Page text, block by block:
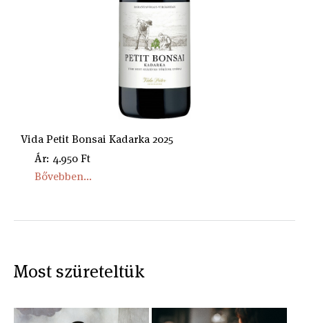
Vida Petit Bonsai Kadarka 2025
Ár: 4.950 Ft
Bővebben...
Most szüreteltük